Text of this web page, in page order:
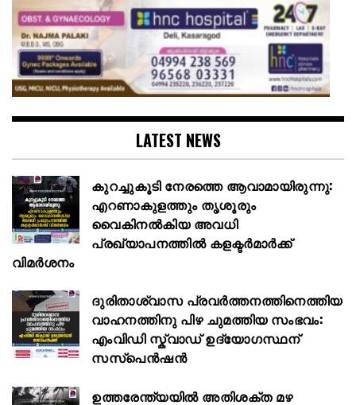
LATEST NEWS
കുറച്ചുകൂടി നേരത്തെ ആവാമായിരുന്നു:
എറണാകുളത്തും തൃശൂരും
വൈകിനൽകിയ അവധി
പ്രഖ്യാപനത്തില്‍ കളക്ടര്‍മാര്‍ക്ക്
വിമര്‍ശനം
ദുരിതാശ്വാസ പ്രവർത്തനത്തിനെത്തിയ
വാഹനത്തിനു പിഴ ചുമത്തിയ സംഭവം:
എംവിഡി സ്ക്വാഡ് ഉദ്യോഗസ്ഥന്
സസ്പെൻഷൻ
ഉത്തരേന്ത്യയിൽ അതിശക്ത മഴ